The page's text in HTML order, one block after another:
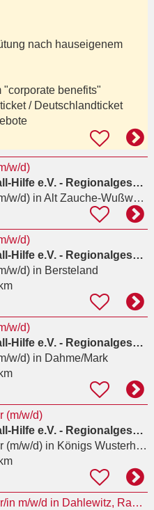
nach hauseigenem
"corporate benefits"
/ Deutschlandticket
w/d)
Johanniter-Unfall-Hilfe e.V. - Regionalgeschäftsstelle Berlin
w/d)in Alt Zauche-Wußwerk
w/d)
Johanniter-Unfall-Hilfe e.V. - Regionalgeschäftsstelle Berlin
w/d)in Bersteland
w/d)
Johanniter-Unfall-Hilfe e.V. - Regionalgeschäftsstelle Berlin
w/d)in Dahme/Mark
(m/w/d)
Johanniter-Unfall-Hilfe e.V. - Regionalgeschäftsstelle Berlin
(m/w/d)in Königs Wusterhausen
Rettungssanitäter/in m/w/d in Dahlewitz, Rangsdorf und Zossen gesucht